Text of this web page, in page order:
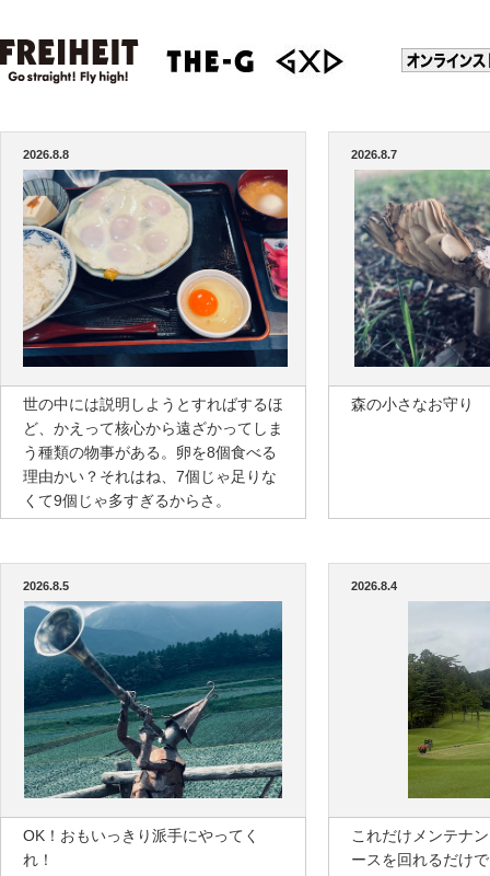
2026.8.8
世の中には説明しようとすればするほ
ど、かえって核心から遠ざかってしま
う種類の物事がある。卵を8個食べる
理由かい？それはね、7個じゃ足りな
くて9個じゃ多すぎるからさ。
2026.8.7
森の小さなお守り
2026.8.5
OK！おもいっきり派手にやってく
れ！
2026.8.4
これだけメンテナ
ースを回れるだけ